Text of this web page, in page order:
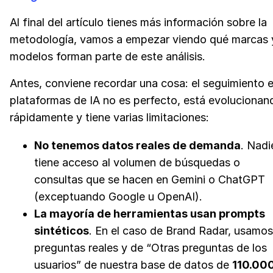
Al final del artículo tienes más información sobre la
metodología, vamos a empezar viendo qué marcas
modelos forman parte de este análisis.
Antes, conviene recordar una cosa: el seguimiento
plataformas de IA no es perfecto, está
rápidamente y tiene varias limitaciones:
No tenemos datos reales de demanda.
tiene acceso al volumen de búsquedas o
consultas que se hacen en Gemini o ChatGPT
(exceptuando Google u OpenAI).
La mayoría de herramientas usan prompts
sintéticos. En el caso de Brand Radar, usamos
preguntas reales y de “Otras preguntas de los
usuarios” de nuestra base de datos de